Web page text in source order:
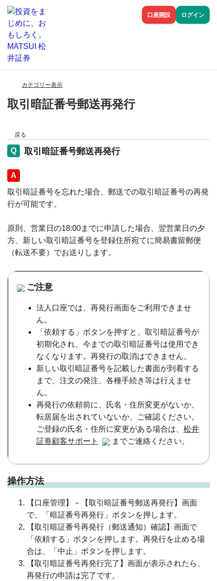
口座開設 ログイン
カテゴリー表示
取引暗証番号郵送再発行
戻る
取引暗証番号郵送再発行
回答
取引暗証番号を忘れた場合、郵送での取引暗証番号の再発
行が可能です。
原則、営業日の18:00までに申請した場合、翌営業日の夕
方、新しい取引暗証番号を登録住所宛てに簡易書留郵便
（転送不要）でお送りします。
ご注意
法人口座では、再発行画面をご利用できませ
ん。
「依頼する」ボタンを押すと、取引暗証番号が
初期化され、今までの取引暗証番号は使用でき
なくなります。再発行の取消はできません。
新しい取引暗証番号を記載した書面が到着する
まで、注文の発注、各種手続き等は行えませ
ん。
再発行の依頼前に、氏名・住所変更がないか、
転居届を出されていないか、ご確認ください。
ご登録の氏名・住所に変更がある場合は、 松井
証券顧客サポート
までご連絡ください。
操作方法
【口座管理】－【取引暗証番号郵送再発行】画面
で、「暗証番号再発行」ボタンを押します。
【取引暗証番号再発行（郵送通知）確認】画面で
「依頼する」ボタンを押します。再発行を止める場
合は、「中止」ボタンを押します。
【取引暗証番号再発行完了】画面が表示されたら、
再発行の申請は完了です。